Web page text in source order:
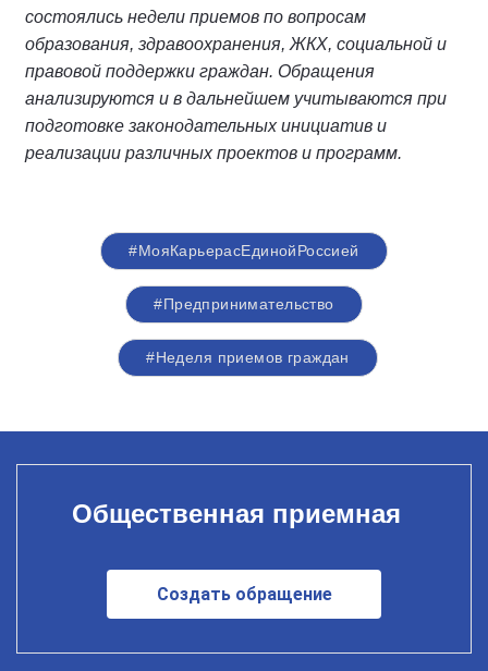
состоялись недели приемов по вопросам
образования, здравоохранения, ЖКХ, социальной и
правовой поддержки граждан. Обращения
анализируются и в дальнейшем учитываются при
подготовке законодательных инициатив и
реализации различных проектов и программ.
#МояКарьерасЕдинойРоссией
#Предпринимательство
#Неделя приемов граждан
Общественная приемная
Создать обращение